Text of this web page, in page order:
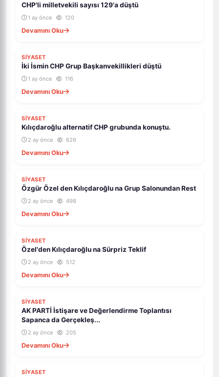
CHP'li milletvekili sayısı 129'a düştü
1 ay önce 120
Devamını Oku
SİYASET
İki İsmin CHP Grup Başkanvekillikleri düştü
1 ay önce 116
Devamını Oku
SİYASET
Kılıçdaroğlu alternatif CHP grubunda konuştu.
2 ay önce 626
Devamını Oku
SİYASET
Özgür Özel den Kılıçdaroğlu na Grup Salonundan Rest
2 ay önce 498
Devamını Oku
SİYASET
Özel'den Kılıçdaroğlu na Sürpriz Teklif
2 ay önce 512
Devamını Oku
SİYASET
AK PARTİ İstişare ve Değerlendirme Toplantısı
Sapanca da Gerçekleş...
2 ay önce 205
Devamını Oku
SİYASET